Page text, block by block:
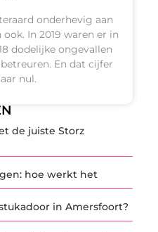
de juiste Storz
hoe werkt het
in Amersfoort?
onderhevig aan
In 2019 waren er in
dodelijke ongevallen
En dat cijfer
nul.